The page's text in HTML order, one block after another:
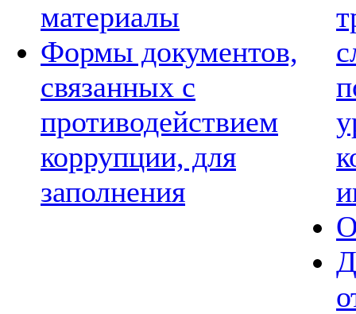
материалы
Формы документов,
связанных с
противодействием
коррупции, для
заполнения